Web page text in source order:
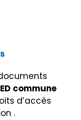
commune
d’accès
.